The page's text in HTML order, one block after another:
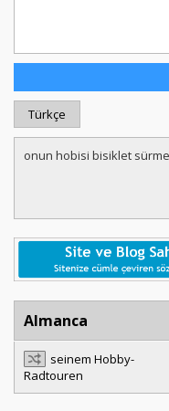
Türkçe
Almanca
seinem Hobby-
Radtouren